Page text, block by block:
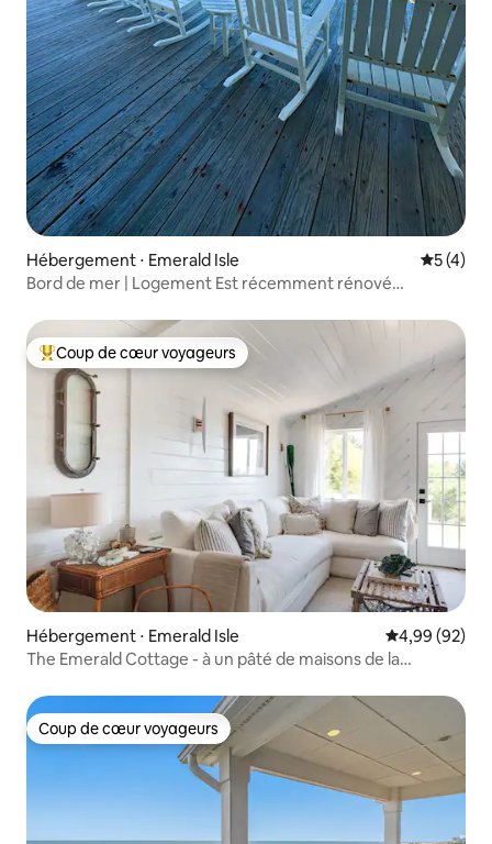
Hébergement ⋅ Emerald Isle
5 (4)
Bord de mer | Logement Est récemment rénové
Coups de cœur voyageurs les plus appréciés
Coup de cœur voyageurs
Hébergement ⋅ Emerald Isle Évaluation
4,99 (92)
The Emerald Cottage - à un pâté de maisons de la
Coup de cœur voyageurs
Coup de cœur voyageurs